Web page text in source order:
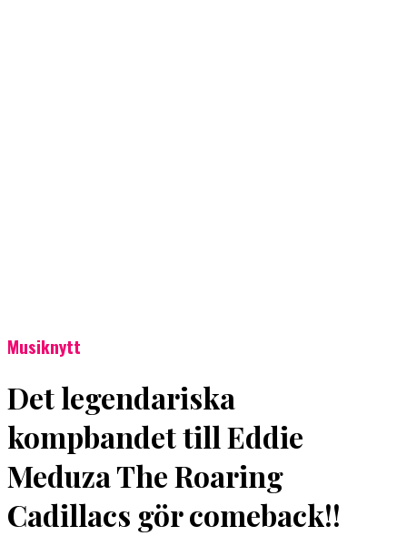
Musiknytt
Det legendariska
kompbandet till Eddie
Meduza The Roaring
Cadillacs gör comeback!!